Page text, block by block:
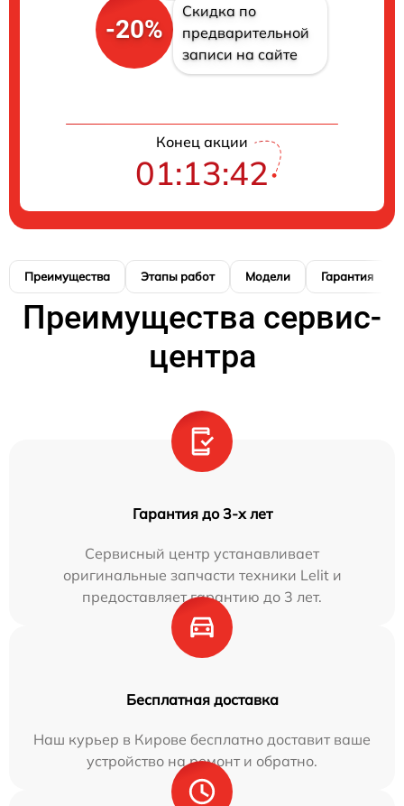
-20%
Скидка по
предварительной
записи на сайте
Конец акции
01:13:41
Преимущества Этапы работ Модели Гарантия
Преимущества сервис-
центра
Гарантия до 3-х лет
Сервисный центр устанавливает
оригинальные запчасти техники Lelit и
предоставляет гарантию до 3 лет.
Бесплатная доставка
Наш курьер в Кирове бесплатно доставит ваше
устройство на ремонт и обратно.